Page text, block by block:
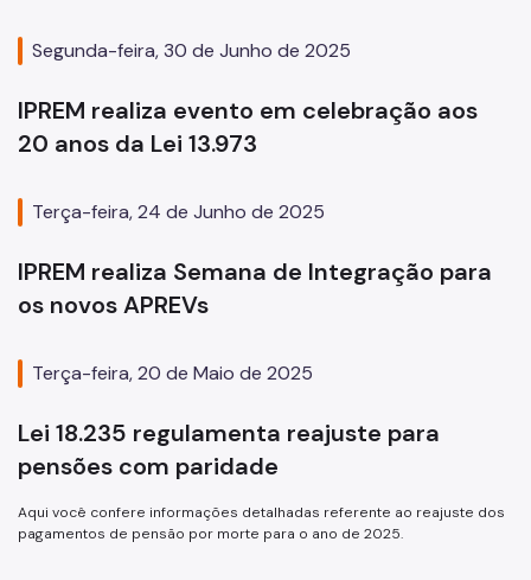
Segunda-feira, 30 de Junho de 2025
IPREM realiza evento em celebração aos
20 anos da Lei 13.973
Terça-feira, 24 de Junho de 2025
IPREM realiza Semana de Integração para
os novos APREVs
Terça-feira, 20 de Maio de 2025
Lei 18.235 regulamenta reajuste para
pensões com paridade
Aqui você confere informações detalhadas referente ao reajuste dos
pagamentos de pensão por morte para o ano de 2025.